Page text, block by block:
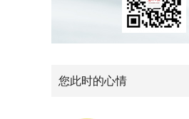
您此时的心情